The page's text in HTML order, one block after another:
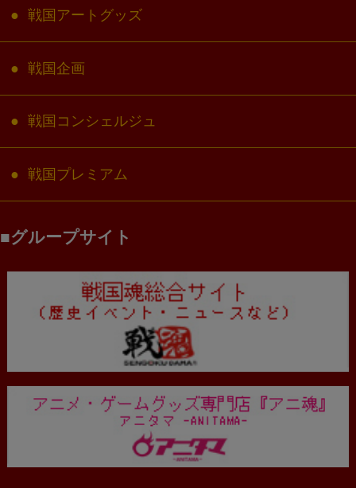
戦国アートグッズ
戦国企画
戦国コンシェルジュ
戦国プレミアム
グループサイト